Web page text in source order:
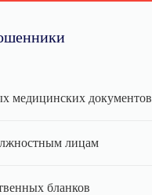
медицинских документов
лицам
бланков